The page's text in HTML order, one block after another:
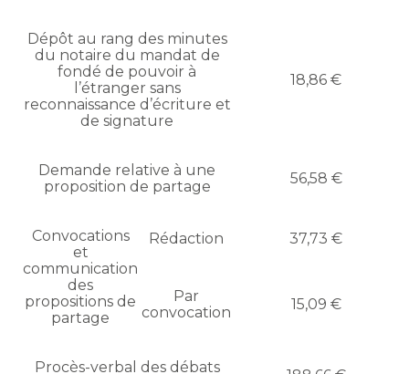
Dépôt au rang des minutes
du notaire du mandat de
fondé de pouvoir à
l’étranger sans
reconnaissance d’écriture et
de signature
18,86 €
Demande relative à une
proposition de partage
56,58 €
Convocations
et
communication
des
propositions de
partage
Rédaction 37,73 €
Par
convocation
15,09 €
Procès-verbal des débats